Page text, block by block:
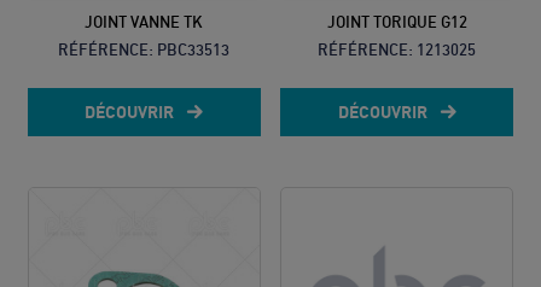
JOINT VANNE TK
RÉFÉRENCE: PBC33513
DÉCOUVRIR
JOINT TORIQUE G12
RÉFÉRENCE: 1213025
DÉCOUVRIR